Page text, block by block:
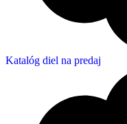
Katalóg diel na predaj